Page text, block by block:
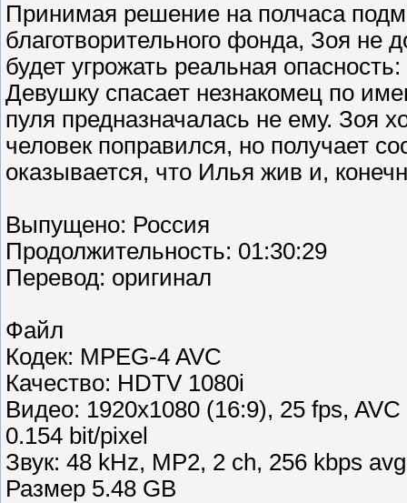
Принимая решение на полчаса
благотворительного фонда, Зоя не
будет угрожать реальная
Девушку спасает незнакомец по
пуля предназначалась не ему. Зоя
человек поправился, но получает
оказывается, что Илья жив и,
Выпущено: Россия
Продолжительность: 01:30:29
Перевод: оригинал
Файл
Кодек: MPEG-4 AVC
Качество: HDTV 1080i
Видео: 1920х1080 (16:9), 25 fps,
0.154 bit/pixel
Звук: 48 kHz, MP2, 2 ch, 256 kbps avg
Размер 5.48 GB